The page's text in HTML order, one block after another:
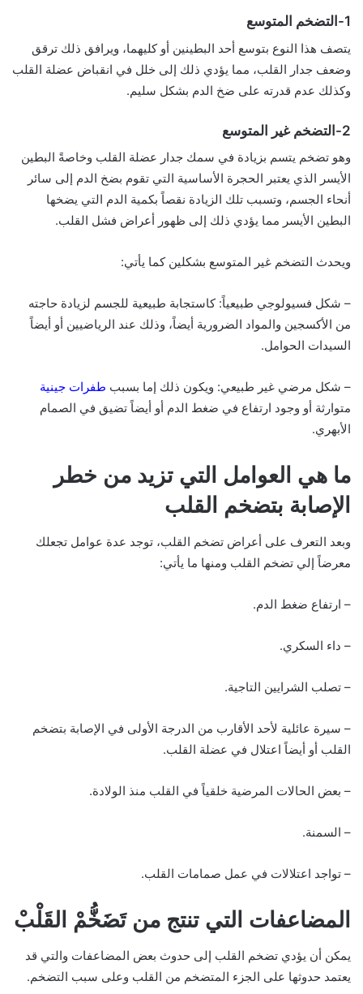
1-التضخم المتوسع
يتصف هذا النوع بتوسع أحد البطينين أو كليهما، ويرافق ذلك ترقق
وضعف جدار القلب، مما يؤدي ذلك إلى خلل في انقباض عضلة القلب
وكذلك عدم قدرته على ضخ الدم بشكل سليم.
2-التضخم غير المتوسع
وهو تضخم يتسم بزيادة في سمك جدار عضلة القلب وخاصةً البطين
الأيسر الذي يعتبر الحجرة الأساسية التي تقوم بضخ الدم إلى سائر
أنحاء الجسم، وتسبب تلك الزيادة نقصاً بكمية الدم التي يضخها
البطين الأيسر مما يؤدي ذلك إلى ظهور أعراض فشل القلب.
ويحدث التضخم غير المتوسع بشكلين كما يأتي:
– شكل فسيولوجي طبيعياً: كاستجابة طبيعية للجسم لزيادة حاجته
من الأكسجين والمواد الضرورية أيضاً، وذلك عند الرياضيين أو أيضاً
السيدات الحوامل.
– شكل مرضي غير طبيعي: ويكون ذلك إما بسبب طفرات جينية
متوارثة أو وجود ارتفاع في ضغط الدم أو أيضاً تضيق في الصمام
الأبهري.
ما هي العوامل التي تزيد من خطر
الإصابة بتضخم القلب
وبعد التعرف على أعراض تضخم القلب، توجد عدة عوامل تجعلك
معرضاً إلي تضخم القلب ومنها ما يأتي:
– ارتفاع ضغط الدم.
– داء السكري.
– تصلب الشرايين التاجية.
– سيرة عائلية لأحد الأقارب من الدرجة الأولى في الإصابة بتضخم
القلب أو أيضاً اعتلال في عضلة القلب.
– بعض الحالات المرضية خلقياً في القلب منذ الولادة.
– السمنة.
– تواجد اعتلالات في عمل صمامات القلب.
المضاعفات التي تنتج من تَضَخُّمْ القَلْبْ
يمكن أن يؤدي تضخم القلب إلى حدوث بعض المضاعفات والتي قد
يعتمد حدوثها على الجزء المتضخم من القلب وعلى سبب التضخم.